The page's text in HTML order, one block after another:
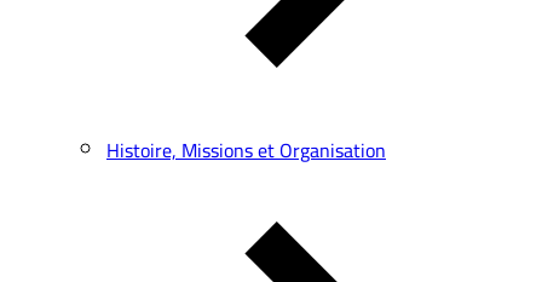
Histoire, Missions et Organisation